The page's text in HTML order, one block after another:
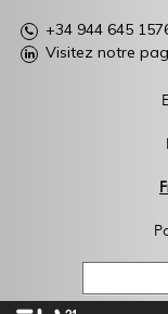
+34 944 645
Visitez notre